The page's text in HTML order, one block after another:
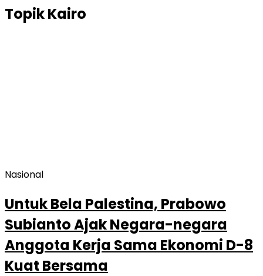
TopikKairo
Nasional
Untuk Bela Palestina, Prabowo
Subianto Ajak Negara-negara
Anggota Kerja Sama Ekonomi D-8
Kuat Bersama